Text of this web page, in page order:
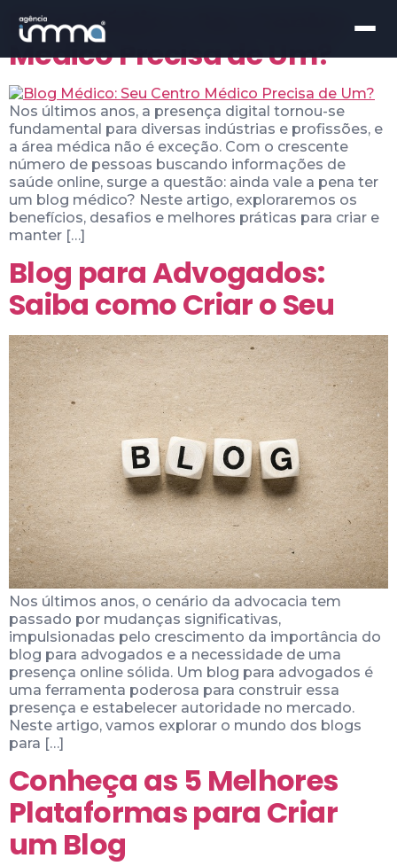
Blog Médico: Seu Centro
Médico Precisa de Um?
Nos últimos anos, a presença digital tornou-se
fundamental para diversas indústrias e profissões, e
a área médica não é exceção. Com o crescente
número de pessoas buscando informações de
saúde online, surge a questão: ainda vale a pena ter
um blog médico? Neste artigo, exploraremos os
benefícios, desafios e melhores práticas para criar e
manter […]
Blog para Advogados:
Saiba como Criar o Seu
Nos últimos anos, o cenário da advocacia tem
passado por mudanças significativas,
impulsionadas pelo crescimento da importância do
blog para advogados e a necessidade de uma
presença online sólida. Um blog para advogados é
uma ferramenta poderosa para construir essa
presença e estabelecer autoridade no mercado.
Neste artigo, vamos explorar o mundo dos blogs
para […]
Conheça as 5 Melhores
Plataformas para Criar
um Blog